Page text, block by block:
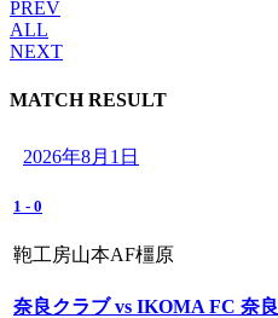
PREV
ALL
NEXT
MATCH RESULT
2026年8月1日
1 - 0
鞄工房山本AF橿原
奈良クラブ vs IKOMA FC 奈良